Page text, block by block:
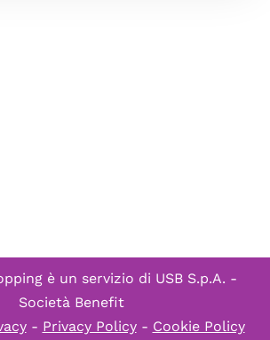
è un servizio di USB S.p.A. -
Società Benefit
- Privacy Policy- Cookie Policy